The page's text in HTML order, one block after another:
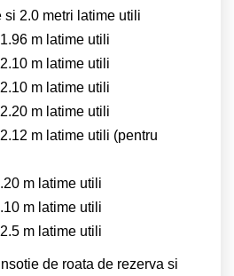
2.0 metri latime utili
m latime utili
m latime utili
m latime utili
m latime utili
m latime utili (pentru
m latime utili
m latime utili
m latime utili
de roata de rezerva si